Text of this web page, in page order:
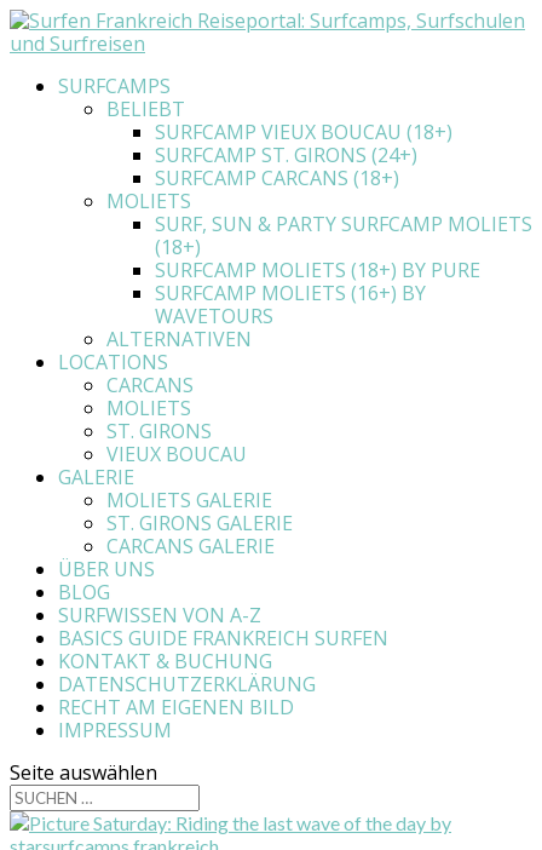
SURFCAMPS
BELIEBT
SURFCAMP VIEUX BOUCAU (18+)
SURFCAMP ST. GIRONS (24+)
SURFCAMP CARCANS (18+)
MOLIETS
SURF, SUN & PARTY SURFCAMP MOLIETS
(18+)
SURFCAMP MOLIETS (18+) BY PURE
SURFCAMP MOLIETS (16+) BY
WAVETOURS
ALTERNATIVEN
LOCATIONS
CARCANS
MOLIETS
ST. GIRONS
VIEUX BOUCAU
GALERIE
MOLIETS GALERIE
ST. GIRONS GALERIE
CARCANS GALERIE
ÜBER UNS
BLOG
SURFWISSEN VON A-Z
BASICS GUIDE FRANKREICH SURFEN
KONTAKT & BUCHUNG
DATENSCHUTZERKLÄRUNG
RECHT AM EIGENEN BILD
IMPRESSUM
Seite auswählen